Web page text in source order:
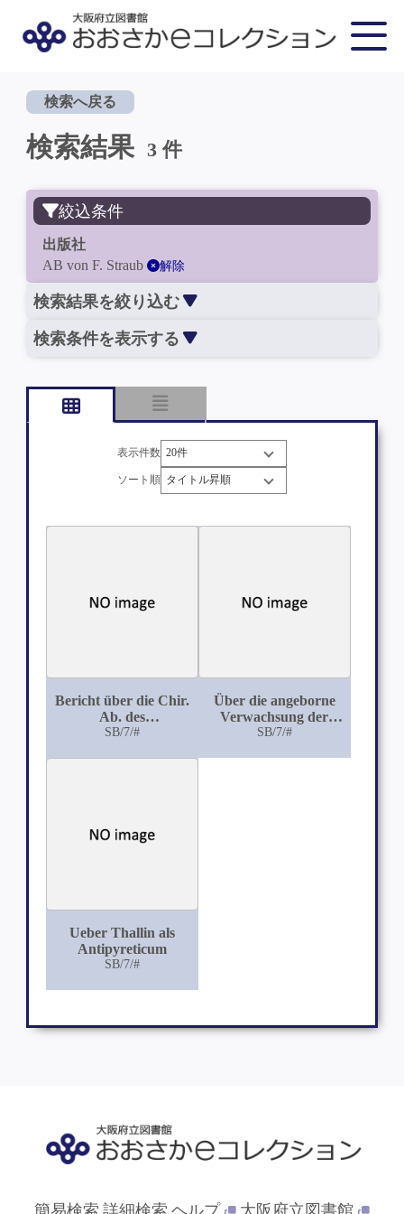
検索へ戻る
検索結果 3 件
絞込条件
出版社
AB von F. Straub
解除
検索結果を絞り込む
検索条件を表示する
表示件数
ソート順
Bericht über die Chir.
Ab. des
Krankenhauses
SB/7/#
Über die angeborne
Verwachsung der
Finger
SB/7/#
Ueber Thallin als
Antipyreticum
SB/7/#